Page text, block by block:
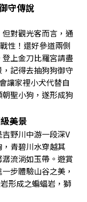
守傳說
對觀光客而言，通
性！還好參道兩側
上金刀比羅宮請盡
記得去抽狗狗御守
讓家裡小犬代替自
聖小狗，遂形成狗
美景
野川中游一段深V
青碧川水穿越其
流淌如玉帶。遊賞
步體驗山谷之美，
形成之蝙蝠岩，獅